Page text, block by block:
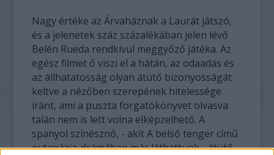
Nagy értéke az Árvaháznak a Laurát játszó,
és a jelenetek száz százalékában jelen lévő
Belén Rueda rendkívül meggyőző játéka. Az
egész filmet ő viszi el a hátán, az odaadás és
az állhatatosság olyan átütő bizonyosságát
keltve a nézőben szerepének hitelessége
iránt, ami a puszta forgatókönyvet olvasva
talán nem is lett volna elképzelhető. A
spanyol színésznő, - akit A belső tenger című
eutanázia-drámában már láthattunk - átütő